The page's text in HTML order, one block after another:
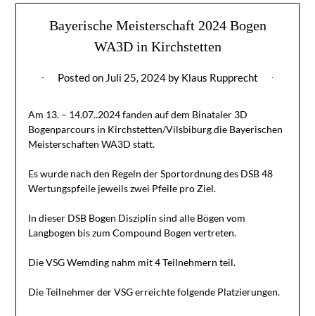
Bayerische Meisterschaft 2024 Bogen
WA3D in Kirchstetten
Posted on Juli 25, 2024by Klaus Rupprecht
Am 13. – 14.07..2024 fanden auf dem Binataler 3D
Bogenparcours in Kirchstetten/Vilsbiburg die Bayerischen
Meisterschaften WA3D statt.
Es wurde nach den Regeln der Sportordnung des DSB 48
Wertungspfeile jeweils zwei Pfeile pro Ziel.
In dieser DSB Bogen Disziplin sind alle Bögen vom
Langbogen bis zum Compound Bogen vertreten.
Die VSG Wemding nahm mit 4 Teilnehmern teil.
Die Teilnehmer der VSG erreichte folgende Platzierungen.